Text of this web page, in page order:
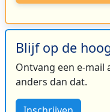
Blijf op de
Ontvang een e-mail
anders dan dat.